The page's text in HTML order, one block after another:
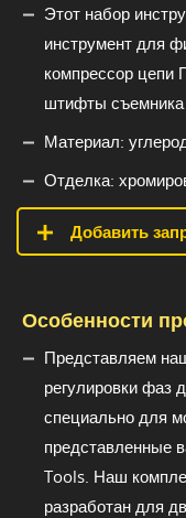
Этот набор
инструмент для
компрессор
штифты съемника
Материал:
Отделка:
Добавить
Особенности
Представляем
регулировки фаз
специально для
представленные
Tools. Наш
разработан для